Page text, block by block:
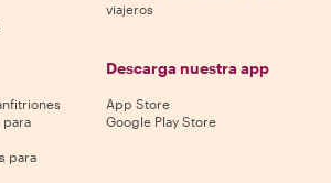
viajeros
para
para
Descarga nuestra app
App Store
Google Play Store